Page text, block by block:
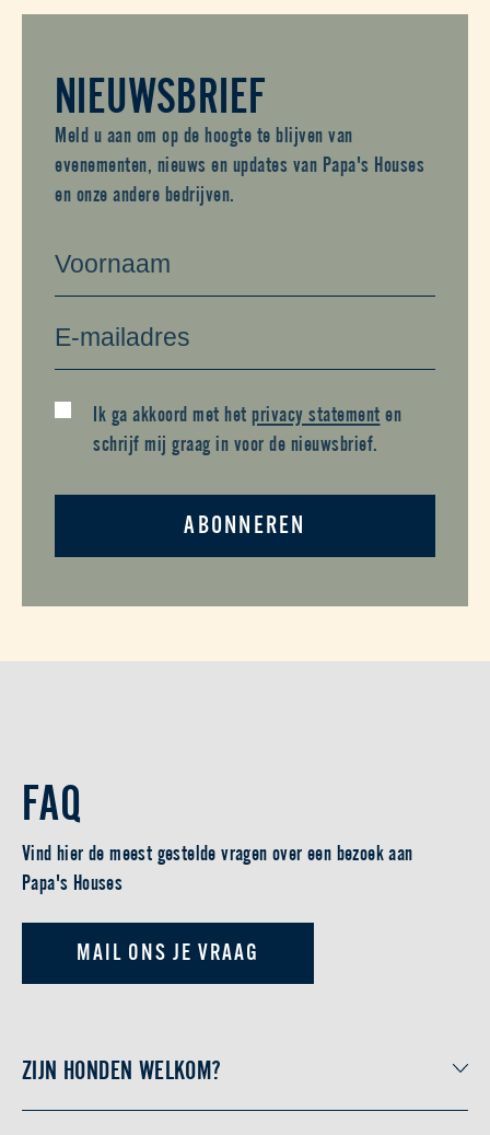
NIEUWSBRIEF
Meld u aan om op de hoogte te blijven van
evenementen, nieuws en updates van Papa's Houses
en onze andere bedrijven.
Ik ga akkoord met het privacy statement en
schrijf mij graag in voor de nieuwsbrief.
ABONNEREN
FAQ
Vind hier de meest gestelde vragen over een bezoek aan
Papa's Houses
MAIL ONS JE VRAAG
ZIJN HONDEN WELKOM?